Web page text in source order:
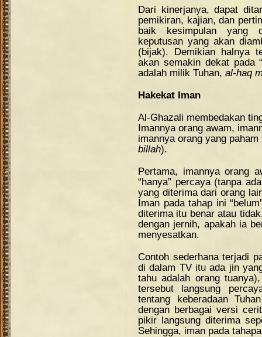
Dari kinerjanya, dapat
pemikiran, kajian, dan
baik kesimpulan yang
keputusan yang akan
(bijak). Demikian halnya
akan semakin dekat pada
adalah milik Tuhan, al-haq
Hakekat Iman
Al-Ghazali membedakan
Imannya orang awam,
imannya orang yang
billah).
Pertama, imannya orang
“hanya” percaya (tanpa
yang diterima dari orang
Iman pada tahap ini
diterima itu benar atau
dengan jernih, apakah ia
menyesatkan.
Contoh sederhana terjadi
di dalam TV itu ada jin
tahu adalah orang
tersebut langsung
tentang keberadaan
dengan berbagai versi
pikir langsung diterima
Sehingga, iman pada